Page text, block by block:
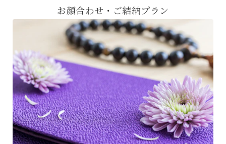
お顔合わせ・ご結納プラン